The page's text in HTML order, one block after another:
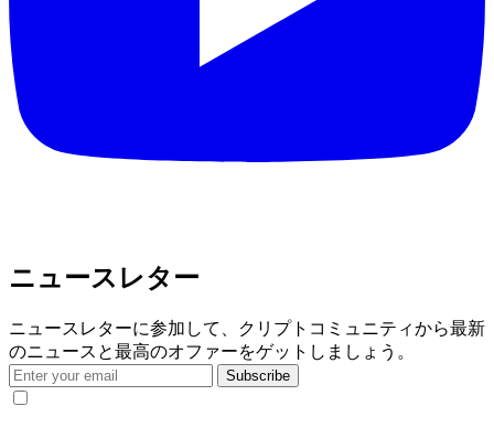
ニュースレター
ニュースレターに参加して、クリプトコミュニティから最新
のニュースと最高のオファーをゲットしましょう。
Subscribe